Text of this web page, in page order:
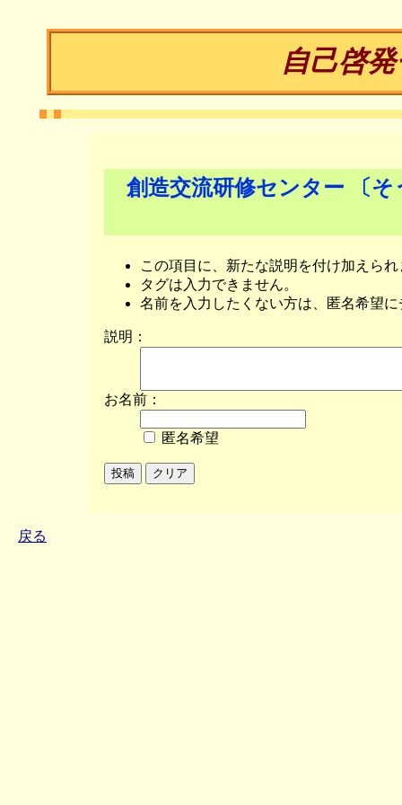
自己啓
創造交流研修センター 〔
この項目に、新たな説明を付け加えられ
タグは入力できません。
名前を入力したくない方は、匿名希望
説明：
お名前：
匿名希望
戻る